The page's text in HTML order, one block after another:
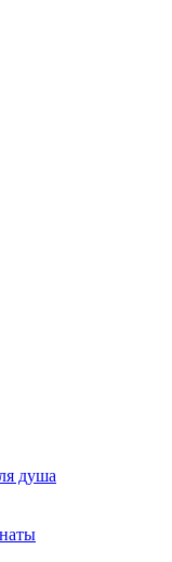
душа